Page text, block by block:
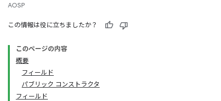
AOSP
この情報は役に立ちましたか？
このページの内容
概要
フィールド
パブリック コンストラクタ
フィールド